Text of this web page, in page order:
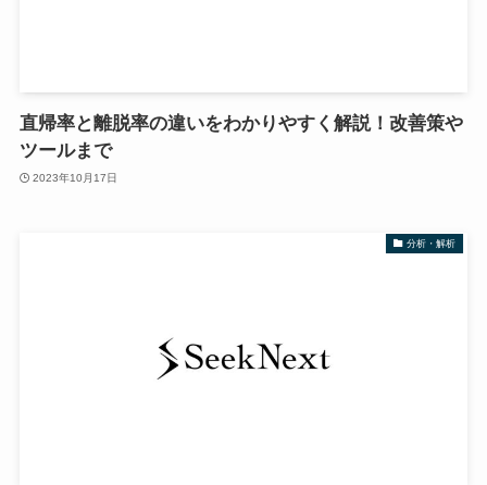
直帰率と離脱率の違いをわかりやすく解説！改善策や
ツールまで
2023年10月17日
分析・解析